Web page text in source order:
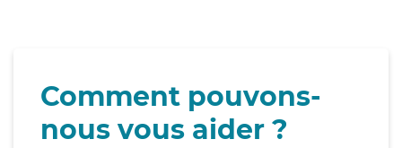
Comment pouvons-
nous vous aider ?